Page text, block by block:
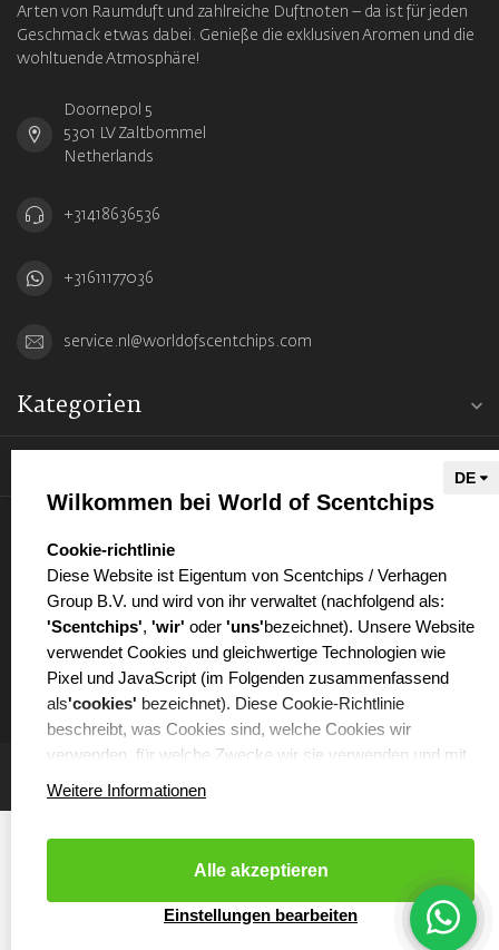
Arten von Raumduft und zahlreiche Duftnoten – da ist für jeden
Geschmack etwas dabei. Genieße die exklusiven Aromen und die
wohltuende Atmosphäre!
Doornepol 5
5301 LV Zaltbommel
Netherlands
+31418636536
+31611177036
service.nl@worldofscentchips.com
Kategorien
- Copyright 2026 Scentchips® - Powered by
Wilkommen bei World of Scentchips
select language
Cookie-richtlinie
Diese Website ist Eigentum von Scentchips / Verhagen
Group B.V. und wird von ihr verwaltet (nachfolgend als:
'Scentchips', 'wir' oder 'uns'bezeichnet). Unsere Website
verwendet Cookies und gleichwertige Technologien wie
Pixel und JavaScript (im Folgenden zusammenfassend
als'cookies' bezeichnet). Diese Cookie-Richtlinie
beschreibt, was Cookies sind, welche Cookies wir
verwenden, für welche Zwecke wir sie verwenden und mit
welchen Partnern wir dabei zusammenarbeiten.
Sie besuchen, auf Ihrem Computer oder Ihrem Handy
platziert werden. Cookies können unter anderem dafür
verwendet werden, Websites effizienter zu machen oder
Weitere Informationen
Alle akzeptieren
Einstellungen bearbeiten